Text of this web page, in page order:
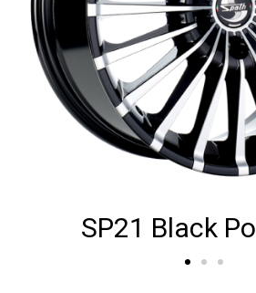
SP21